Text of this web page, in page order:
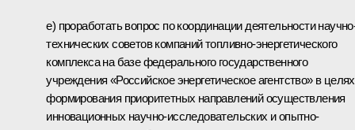
е) проработать вопрос по координации деятельности
технических советов компаний топливно-энергетического
комплекса на базе федерального государственного
учреждения «Российское энергетическое агентство» в целях
формирования приоритетных направлений осуществления
инновационных научно-исследовательских и опытно-